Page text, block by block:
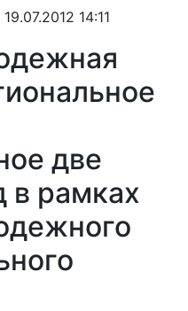
19.07.2012 14:11
две
в рамках